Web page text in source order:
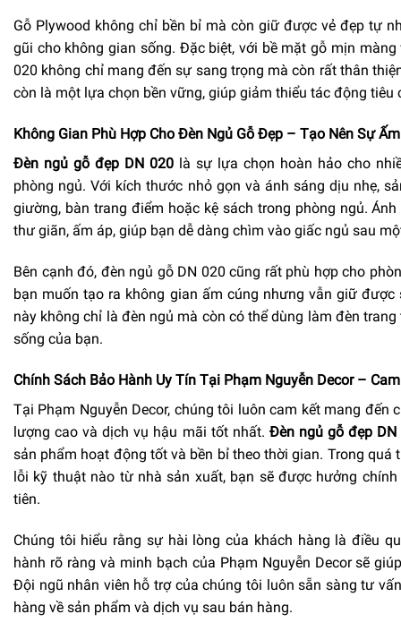
Gỗ Plywood không chỉ bền bỉ mà còn giữ được vẻ đẹp tự
gũi cho không gian sống. Đặc biệt, với bề mặt gỗ mịn
020 không chỉ mang đến sự sang trọng mà còn rất thân
còn là một lựa chọn bền vững, giúp giảm thiểu tác động tiêu
Không Gian Phù Hợp Cho Đèn Ngủ Gỗ Đẹp – Tạo Nên Sự
Đèn ngủ gỗ đẹp DN 020 là sự lựa chọn hoàn hảo cho
phòng ngủ. Với kích thước nhỏ gọn và ánh sáng dịu nhẹ,
giường, bàn trang điểm hoặc kệ sách trong phòng ngủ.
thư giãn, ấm áp, giúp bạn dễ dàng chìm vào giấc ngủ sau
Bên cạnh đó, đèn ngủ gỗ DN 020 cũng rất phù hợp cho
bạn muốn tạo ra không gian ấm cúng nhưng vẫn giữ
này không chỉ là đèn ngủ mà còn có thể dùng làm đèn
sống của bạn.
Chính Sách Bảo Hành Uy Tín Tại Phạm Nguyễn Decor –
Tại Phạm Nguyễn Decor, chúng tôi luôn cam kết mang đến
lượng cao và dịch vụ hậu mãi tốt nhất. Đèn ngủ gỗ đẹp DN
sản phẩm hoạt động tốt và bền bỉ theo thời gian. Trong quá
lỗi kỹ thuật nào từ nhà sản xuất, bạn sẽ được hưởng
tiên.
Chúng tôi hiểu rằng sự hài lòng của khách hàng là điều
hành rõ ràng và minh bạch của Phạm Nguyễn Decor sẽ
Đội ngũ nhân viên hỗ trợ của chúng tôi luôn sẵn sàng tư
hàng về sản phẩm và dịch vụ sau bán hàng.